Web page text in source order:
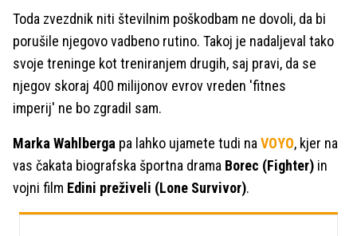
Toda zvezdnik niti številnim poškodbam ne dovoli, da bi
porušile njegovo vadbeno rutino. Takoj je nadaljeval tako
svoje treninge kot treniranjem drugih, saj pravi, da se
njegov skoraj 400 milijonov evrov vreden 'fitnes
imperij' ne bo zgradil sam.
Marka Wahlberga pa lahko ujamete tudi na VOYO, kjer na
vas čakata biografska športna drama Borec (Fighter) in
vojni film Edini preživeli (Lone Survivor).